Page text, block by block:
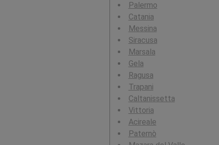
Palermo
Catania
Messina
Siracusa
Marsala
Gela
Ragusa
Trapani
Caltanissetta
Vittoria
Acireale
Paternò